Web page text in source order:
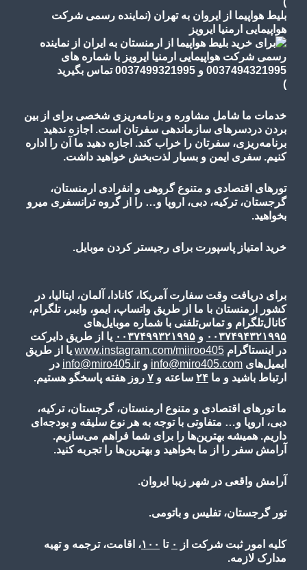
بلیط هواپیما از ایروان به تهران (نماینده رسمی شرکت
هواپیمایی ارمنیا ایرویز
)
خدمات ما شامل مشاوره و برنامه‌ریزی شخصی برای از بین
بردن دردسرهای سازماندهی سفرتان است. اجازه ندهید
برنامه‌ریزی، سفرتان را خراب کند. اجازه دهید ما آن را اداره
کنیم. سفری ایمن و بسیار لذت‌بخش خواهید داشت.
تورهای اقتصادی و متنوع گروهی و انفرادی ارمنستان،
گرجستان، ترکیه، دبی، اروپا و… را از گروه ترانسفری میرو
بخواهید.
خرید امتیاز پاسپورت برای رجیستر کردن موبایل.
برای دریافت وقت سفارت آمریکا، کانادا، آلمان، ایتالیا، در
کشور ارمنستان با ما از طریق واتساپ، ایمو، وایبر، تلگرام،
کانال‌تلگرام و تماس‌تلفنی با شماره موبایل‌های
۰۰۳۷۴۹۴۳۲۱۹۹۵ و ۰۰۳۷۴۹۹۳۲۱۹۹۵ یا از طریق دایرکت
در اینستاگرام www.instagram.com/miiroo405 یا از طریق
ایمیل‌های info@miro405.com و info@miro405.ir در
ارتباط باشید و ما ۲۴ ساعته و ۷ روز هفته پاسخگو هستیم.
ما تورهای اقتصادی و متنوع ارمنستان، گرجستان، ترکیه،
دبی، اروپا و… متفاوتی با توجه به هر نوع سلیقه و بودجه‌ای
داریم. همیشه بهترین‌ها را برای شما فراهم می‌سازیم.
آرامش سفر را از ما بخواهید و بهترین‌ها را تجربه کنید.
آرامش واقعی در شهر زیبا ایروان.
تور گرجستان، تفلیس و باتومی.
کلیه امور ثبت شرکت از ۰ تا ۱۰۰، اقامت، ترجمه و تهیه
مدارک لازمه.